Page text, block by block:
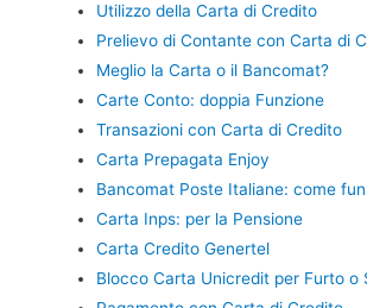
Utilizzo della Carta di Credito
Prelievo di Contante con Carta di
Meglio la Carta o il Bancomat?
Carte Conto: doppia Funzione
Transazioni con Carta di Credito
Carta Prepagata Enjoy
Bancomat Poste Italiane: come
Carta Inps: per la Pensione
Carta Credito Genertel
Blocco Carta Unicredit per Furto o